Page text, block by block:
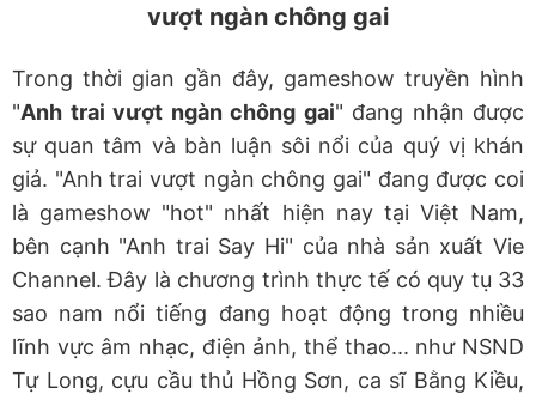
vượt ngàn chông gai
Trong thời gian gần đây, gameshow truyền hình
"Anh trai vượt ngàn chông gai" đang nhận được
sự quan tâm và bàn luận sôi nổi của quý vị khán
giả. "Anh trai vượt ngàn chông gai" đang được coi
là gameshow "hot" nhất hiện nay tại Việt Nam,
bên cạnh "Anh trai Say Hi" của nhà sản xuất Vie
Channel. Đây là chương trình thực tế có quy tụ 33
sao nam nổi tiếng đang hoạt động trong nhiều
lĩnh vực âm nhạc, điện ảnh, thể thao... như NSND
Tự Long, cựu cầu thủ Hồng Sơn, ca sĩ Bằng Kiều,